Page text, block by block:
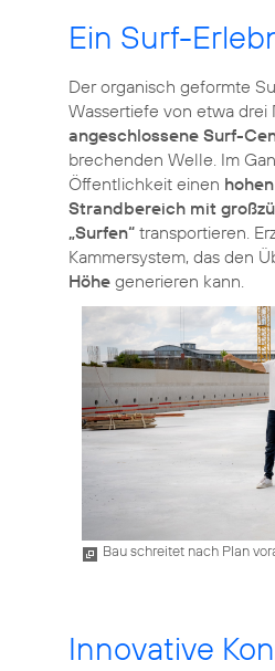
Ein Surf-
Der organisch geformte
Wassertiefe von etwa drei
angeschlossene Surf-
brechenden Welle. Im
Öffentlichkeit einen
Strandbereich mit
„Surfen“ transportieren.
Kammersystem, das den
Höhe generieren kann.
Bau schreitet nach Plan
Innovative